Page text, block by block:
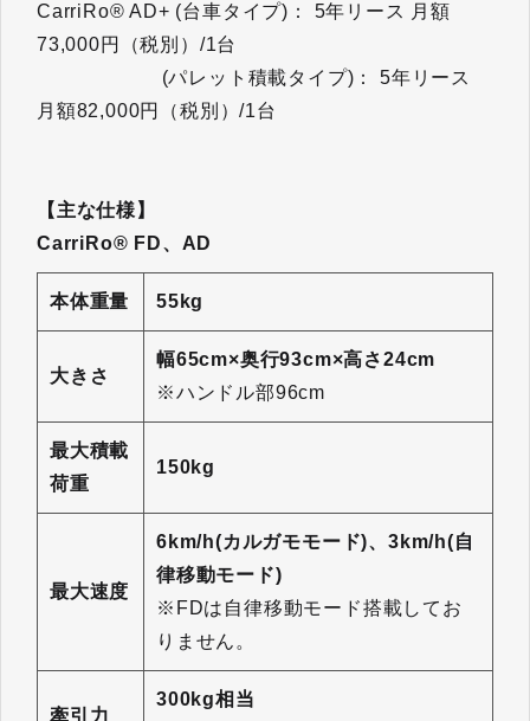
CarriRo® AD+ (台車タイプ)： 5年リース 月額
73,000円（税別）/1台
(パレット積載タイプ)： 5年リース
月額82,000円（税別）/1台
【主な仕様】
CarriRo® FD、AD
本体重量 55kg
大きさ
幅65cm×奥行93cm×高さ24cm
※ハンドル部96cm
最大積載
荷重
150kg
最大速度
6km/h(カルガモモード)、3km/h(自
律移動モード)
※FDは自律移動モード搭載してお
りません。
牽引力
300kg相当